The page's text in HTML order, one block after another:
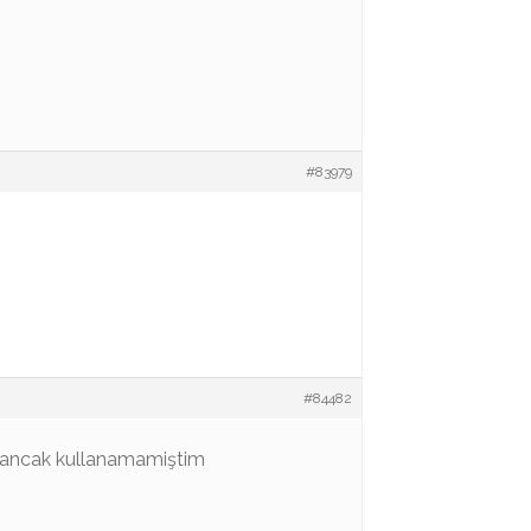
#83979
#84482
kullanamamiştim